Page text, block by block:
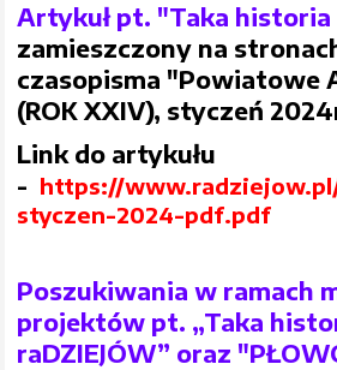
Artykuł pt. "Taka historia
zamieszczony na
czasopisma "Powiatowe
(ROK XXIV), styczeń
Link do artykułu
- https://
styczen-2024-pdf.pdf
Poszukiwania w ramach
projektów pt. „Taka
raDZIEJÓW” oraz